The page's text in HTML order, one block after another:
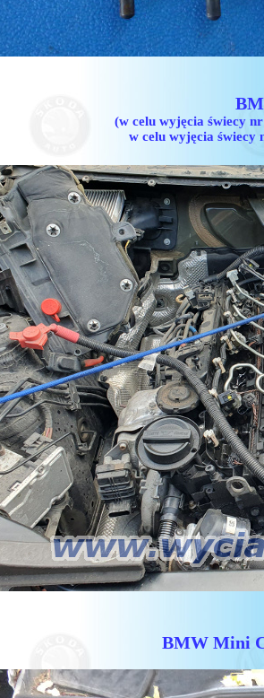
(w celu wyjęcia świecy
w celu wyjęcia świecy
BMW Mini